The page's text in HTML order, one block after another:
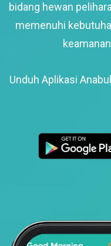
bidang hewan
memenuhi
Unduh Aplikasi